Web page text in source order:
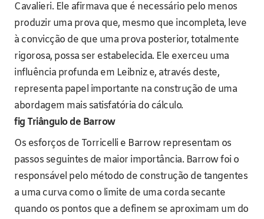
Cavalieri. Ele afirmava que é necessário pelo menos
produzir uma prova que, mesmo que incompleta, leve
à convicção de que uma prova posterior, totalmente
rigorosa, possa ser estabelecida. Ele exerceu uma
influência profunda em Leibniz e, através deste,
representa papel importante na construção de uma
abordagem mais satisfatória do cálculo.
fig Triângulo de Barrow
Os esforços de Torricelli e Barrow representam os
passos seguintes de maior importância. Barrow foi o
responsável pelo método de construção de tangentes
a uma curva como o limite de uma corda secante
quando os pontos que a definem se aproximam um do